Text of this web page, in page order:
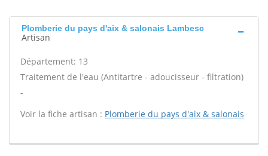
Plomberie du pays d'aix & salonais Lambesc
Artisan
Département: 13
Traitement de l'eau (Antitartre - adoucisseur - filtration)
-
Voir la fiche artisan : Plomberie du pays d'aix & salonais